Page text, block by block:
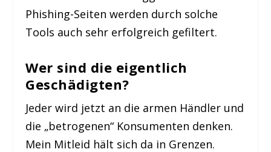
Phishing-Seiten werden durch solche
Tools auch sehr erfolgreich gefiltert.
Wer sind die eigentlich
Geschädigten?
Jeder wird jetzt an die armen Händler und
die „betrogenen“ Konsumenten denken.
Mein Mitleid hält sich da in Grenzen.